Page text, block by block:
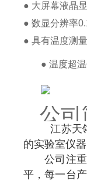
● 大屏幕液晶
● 数显分辨率
● 具有温度测
● 温度超
公司
江苏天
的实验室仪
公司注重高
平，每一台